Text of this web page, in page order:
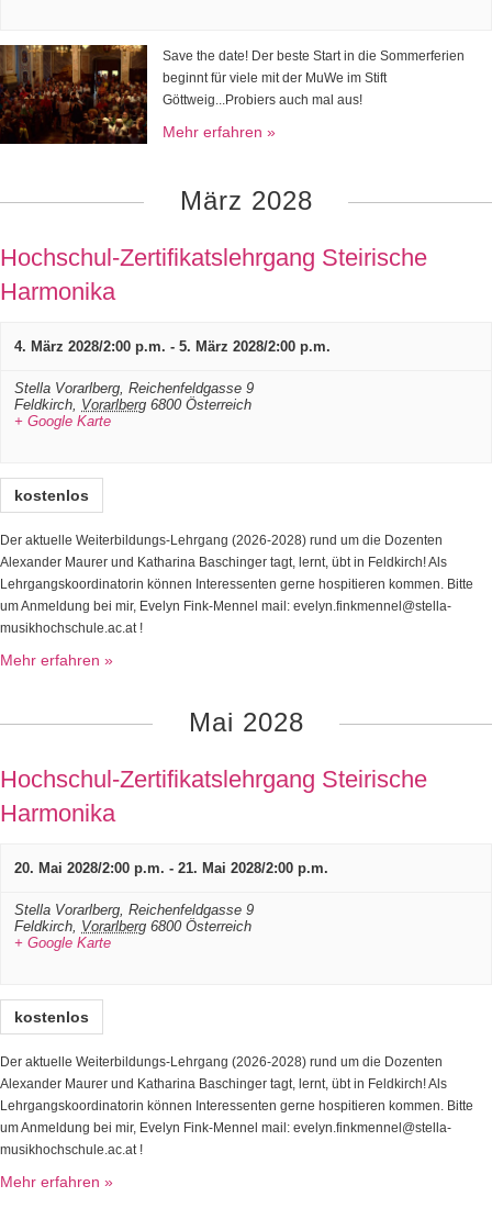
Save the date! Der beste Start in die Sommerferien
beginnt für viele mit der MuWe im Stift
Göttweig...Probiers auch mal aus!
Mehr erfahren »
März 2028
Hochschul-Zertifikatslehrgang Steirische
Harmonika
4. März 2028/2:00 p.m. - 5. März 2028/2:00 p.m.
Stella Vorarlberg, Reichenfeldgasse 9
Feldkirch Vorarlberg 6800 Österreich
+ Google Karte
kostenlos
Der aktuelle Weiterbildungs-Lehrgang (2026-2028) rund um die Dozenten
Alexander Maurer und Katharina Baschinger tagt, lernt, übt in Feldkirch! Als
Lehrgangskoordinatorin können Interessenten gerne hospitieren kommen. Bitte
um Anmeldung bei mir, Evelyn Fink-Mennel mail: evelyn.finkmennel@stella-
musikhochschule.ac.at !
Mehr erfahren »
Mai 2028
Hochschul-Zertifikatslehrgang Steirische
Harmonika
20. Mai 2028/2:00 p.m. - 21. Mai 2028/2:00 p.m.
Stella Vorarlberg, Reichenfeldgasse 9
Feldkirch Vorarlberg 6800 Österreich
+ Google Karte
kostenlos
Der aktuelle Weiterbildungs-Lehrgang (2026-2028) rund um die Dozenten
Alexander Maurer und Katharina Baschinger tagt, lernt, übt in Feldkirch! Als
Lehrgangskoordinatorin können Interessenten gerne hospitieren kommen. Bitte
um Anmeldung bei mir, Evelyn Fink-Mennel mail: evelyn.finkmennel@stella-
musikhochschule.ac.at !
Mehr erfahren »